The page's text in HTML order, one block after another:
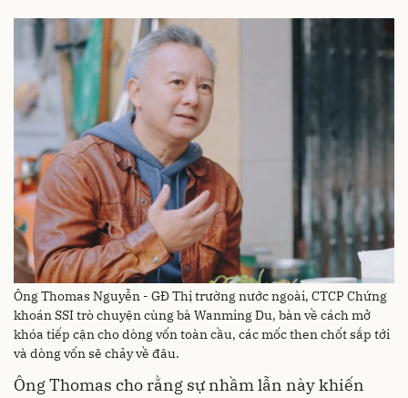
Ông Thomas Nguyễn - GĐ Thị trường nước ngoài, CTCP Chứng
khoán SSI trò chuyện cùng bà Wanming Du, bàn về cách mở
khóa tiếp cận cho dòng vốn toàn cầu, các mốc then chốt sắp tới
và dòng vốn sẽ chảy về đâu.
Ông Thomas cho rằng sự nhầm lẫn này khiến